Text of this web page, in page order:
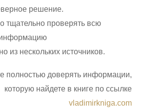
решение.
тщательно проверять всю
из нескольких источников.
полностью доверять информации,
которую найдете в книге по ссылке
vladimirkniga.com